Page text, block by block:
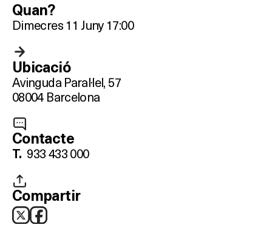
HOTELS
TERRASSES
BARS
RESTAURANTS
Quan?
Dimecres 11 Juny 17:00
Ubicació
Avinguda Paral·lel, 57
08004 Barcelona
Contacte
T. 933 433 000
Compartir